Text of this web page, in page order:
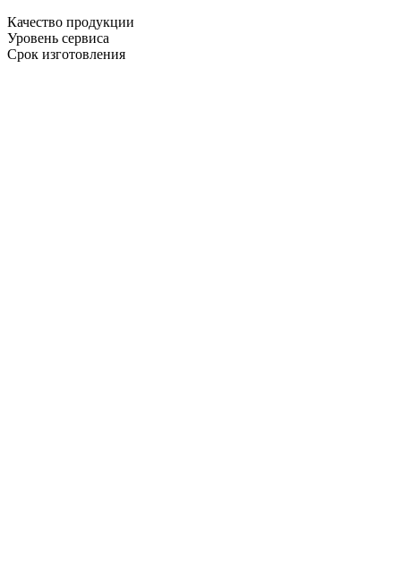
Качество продукции
Уровень сервиса
Срок изготовления